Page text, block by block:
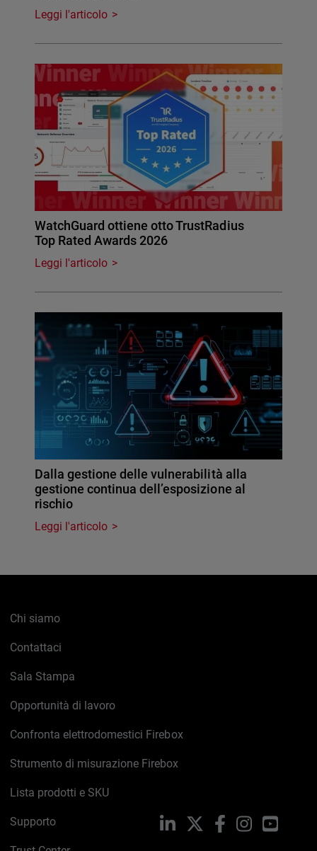
Leggi l'articolo
WatchGuard ottiene otto TrustRadius
Top Rated Awards 2026
Leggi l'articolo
Dalla gestione delle vulnerabilità alla
gestione continua dell’esposizione al
rischio
Leggi l'articolo
Chi siamo
Contattaci
Sala Stampa
Opportunità di lavoro
Confronta elettrodomestici Firebox
Strumento di misurazione Firebox
Lista prodotti e SKU
Supporto LinkedIn FacebookInstagram